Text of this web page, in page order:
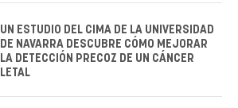
UN ESTUDIO DEL CIMA DE LA UNIVERSIDAD
DE NAVARRA DESCUBRE CÓMO MEJORAR
LA DETECCIÓN PRECOZ DE UN CÁNCER
LETAL